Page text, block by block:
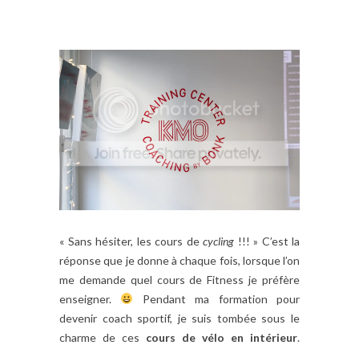
« Sans hésiter, les cours de cycling !!! » C’est la
réponse que je donne à chaque fois, lorsque l’on
me demande quel cours de Fitness je préfère
enseigner.
Pendant ma formation pour
devenir coach sportif, je suis tombée sous le
charme de ces cours de vélo en intérieur.